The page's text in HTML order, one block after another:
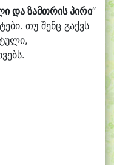
და ზამთრის პირი“
თუ შენც გაქვს